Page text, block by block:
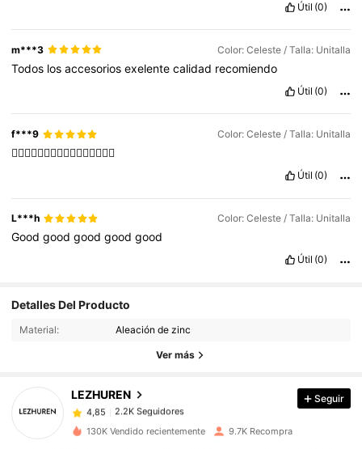
Útil (0)
m***3 Color: Celeste / Talla: Unitalla
Todos losaccesoriosexelentecalidad recomiendo
Útil (0)
f***9 Color: Celeste / Talla: Unitalla
👍🏻👍🏻👍🏻👍🏻👍🏻👍🏻👍🏻👍🏻
Útil (0)
L***h Color: Celeste / Talla: Unitalla
Goodgoodgoodgoodgood
Útil (0)
Detalles Del Producto
Material: Aleación de zinc
Ver más
LEZHUREN
4,85 2.2K Seguidores
2.2K Seguidores
4,85
2.2K Seguidores
c***o
pagóHace 1 día
Seguir
130K Vendido recientemente 9.7K Recompra